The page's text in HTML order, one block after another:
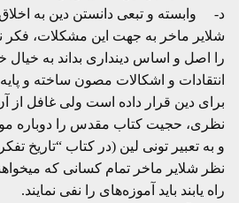
د‌- وابسته و تبعی دانستن دین به
شلایر ماخر به جهت این مشکلات، فکر
را اصل و اساس دینداری بداند به خیال
انتقادات و اشکالات مصون ساخته و
برای دین قرار داده است ولی غافل از
نظری، حجیت کتاب مقدس را دوباره
نظر شلایر ماخر تمام کسانی که
راه یابند باید آموزه‌های را نفی نمایند.